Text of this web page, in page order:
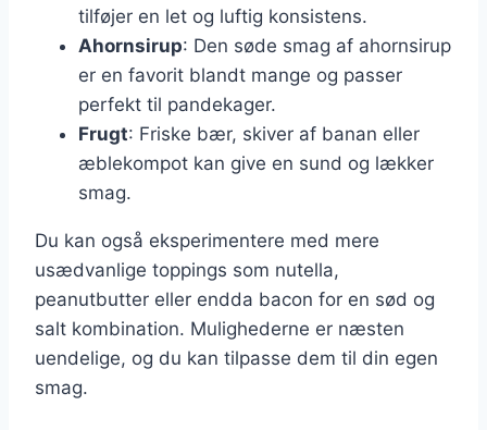
tilføjer en let og luftig konsistens.
Ahornsirup: Den søde smag af ahornsirup
er en favorit blandt mange og passer
perfekt til pandekager.
Frugt: Friske bær, skiver af banan eller
æblekompot kan give en sund og lækker
smag.
Du kan også eksperimentere med mere
usædvanlige toppings som nutella,
peanutbutter eller endda bacon for en sød og
salt kombination. Mulighederne er næsten
uendelige, og du kan tilpasse dem til din egen
smag.